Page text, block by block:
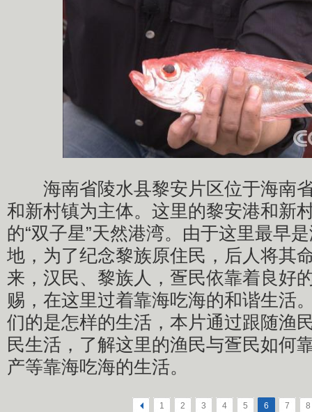
海南省陵水县黎安片区位于海南
和新村镇为主体。这里的黎安港和新
的“双子星”天然港湾。由于这里最早
地，为了纪念黎族原住民，后人将其
来，汉民、黎族人，疍民依靠着良好
赐，在这里过着靠海吃海的和谐生活
们的是怎样的生活，本片通过跟随渔
民生活，了解这里的渔民与疍民如何
产等靠海吃海的生活。
< 1 2 3 4 5 6 7 8